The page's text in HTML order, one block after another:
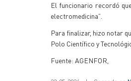
El funcionario recordó
electromedicina”.
Para finalizar, hizo notar
Polo Científico y
Fuente: AGENFOR,